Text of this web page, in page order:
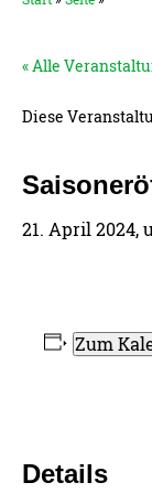
« Alle
Diese
21. April 2024,
Zum
Details